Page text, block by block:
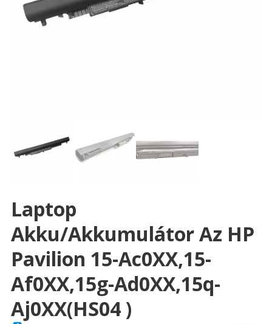
Laptop
Akku/akkumulátor Az HP
Pavilion 15-Ac0XX,15-
Af0XX,15g-Ad0XX,15q-
Aj0XX(HS04 )